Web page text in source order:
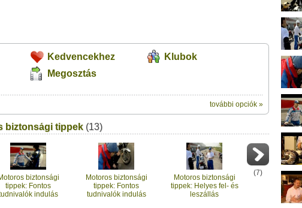
Kedvencekhez
Klubok
Megosztás
további opciók »
vásárlás" című videótipp
Üzenet (opcionális):
tartozik:
klubhoz sem.
klubjaink között
biztonsági tippek (13)
biztonsági
tippek: Fontos
indulás
Motoros biztonsági
tippek: Fontos
tudnivalók indulás
Motoros biztonsági
tippek: Helyes fel- és
leszállás
(7)